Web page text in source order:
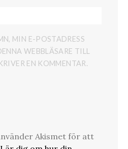
MIN E-POSTADRESS
WEBBLÄSARE TILL
EN KOMMENTAR.
Akismet för att